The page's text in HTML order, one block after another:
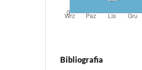
Bibliografia